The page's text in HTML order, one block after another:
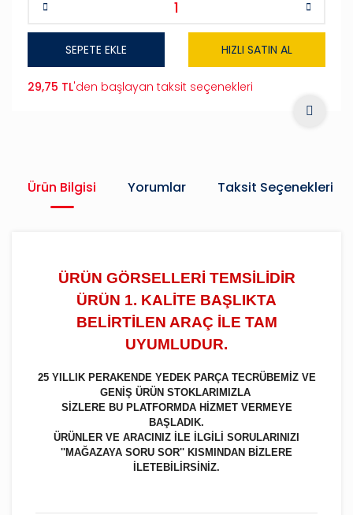
SEPETE EKLE HIZLI SATIN AL
29,75 TL'den başlayan taksit seçenekleri
Ürün Bilgisi Yorumlar Taksit Seçenekleri
ÜRÜN GÖRSELLERİ TEMSİLİDİR
ÜRÜN 1. KALİTE BAŞLIKTA
BELİRTİLEN ARAÇ İLE TAM
UYUMLUDUR.
25 YILLIK PERAKENDE YEDEK PARÇA TECRÜBEMİZ VE
GENİŞ ÜRÜN STOKLARIMIZLA
SİZLERE BU PLATFORMDA HİZMET VERMEYE
BAŞLADIK.
ÜRÜNLER VE ARACINIZ İLE İLGİLİ SORULARINIZI
''MAĞAZAYA SORU SOR'' KISMINDAN BİZLERE
İLETEBİLİRSİNİZ.